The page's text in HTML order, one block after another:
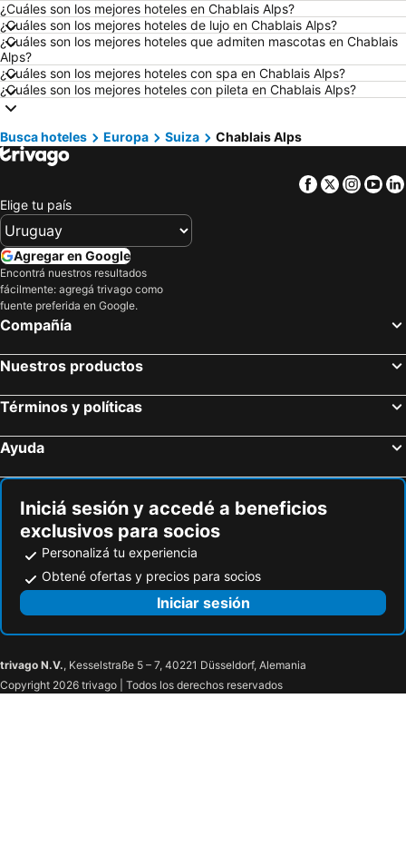
Hoteles en Petrópolis
Hoteles en Punta del Diablo
Hoteles en Miami Beach
Hoteles en Canela
Hoteles en Chuy
Hoteles en Berlín
Hoteles en Ibiza
Hoteles en Salto
Hoteles en Aruba
Hoteles en Canelones
Hoteles en Argentina
Hoteles en Asunción
Hoteles en Artigas
Hoteles en Algarve
Hoteles en Isla Samana
Hoteles en Costa Rica
¿Cuáles son los mejores hoteles en Chablais Alps?
¿Cuáles son los mejores hoteles de lujo en Chablais Alps?
¿Cuáles son los mejores hoteles que admiten mascotas en Chablais
Alps?
¿Cuáles son los mejores hoteles con spa en Chablais Alps?
¿Cuáles son los mejores hoteles con pileta en Chablais Alps?
Busca hoteles Europa Suiza Chablais Alps
Facebook
Twitter
Elige tu país
Agregar en Google
Encontrá nuestros resultados
fácilmente: agregá trivago como
fuente preferida en Google.
Compañía
Nuestros productos
Términos y políticas
Ayuda
Iniciá sesión y accedé a beneficios
exclusivos para socios
Personalizá tu experiencia
Obtené ofertas y precios para socios
Iniciar sesión
trivago N.V., Kesselstraße 5 – 7, 40221 Düsseldorf, Alemania
Copyright 2026 trivago | Todos los derechos reservados